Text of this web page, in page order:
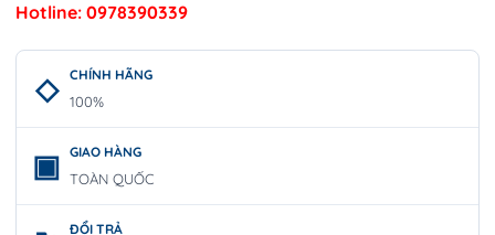
Hotline: 0978390339
CHÍNH HÃNG
100%
GIAO HÀNG
TOÀN QUỐC
ĐỔI TRẢ